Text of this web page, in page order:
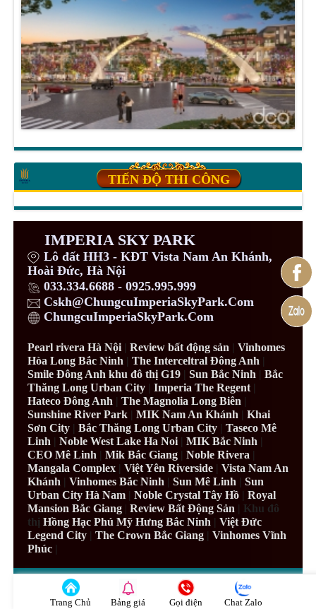
TIẾN ĐỘ THI CÔNG
IMPERIA SKY PARK
Lô đất HH3 - KĐT Vista Nam An Khánh,
Hoài Đức, Hà Nội
033.334.6688 - 0925.995.999
Cskh@ChungcuImperiaSkyPark.Com
ChungcuImperiaSkyPark.Com
Pearl rivera Hà Nội| Review bất động sản | Vinhomes
Hòa Long Bắc Ninh | The Interceltral Đông Anh |
Smile Đông Anh khu đô thị G19| Sun Bắc Ninh | Bắc
Thăng Long Urban City| Imperia The Regent|
Hateco Đông Anh | The Magnolia Long Biên |
Sunshine River Park| MIK Nam An Khánh | Khai
Sơn City| Bắc Thăng Long Urban City| Taseco Mê
Linh | Noble West Lake Ha Noi| MIK Bắc Ninh |
CEO Mê Linh | Mik Bắc Giang| Noble Rivera |
Mangala Complex| Việt Yên Riverside| Vista Nam An
Khánh | Vinhomes Bắc Ninh | Sun Mê Linh | Sun
Urban City Hà Nam| Noble Crystal Tây Hồ| Royal
Mansion Bắc Giang| Review Bất Động Sản | Khu đô
thị Hồng Hạc Phú Mỹ Hưng Bắc Ninh | Việt Đức
Legend City| The Crown Bắc Giang| Vinhomes Vĩnh
Phúc|
©ChungcuImperiaSkyPark.Com™
Design By
NgocDienPr0
Trang Chủ Bảng giá Gọi điện Chat Zalo